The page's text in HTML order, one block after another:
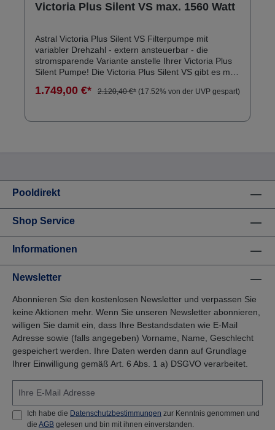
Victoria Plus Silent VS max. 1560 Watt
Astral Victoria Plus Silent VS Filterpumpe mit
variabler Drehzahl - extern ansteuerbar - die
stromsparende Variante anstelle Ihrer Victoria Plus
Silent Pumpe! Die Victoria Plus Silent VS gibt es mit
Wasserumwälzung für private Schwimmbäder
programmierbar Anzeige des Verbrauchs und der
Energieersparnis Leistungsdiagramm: Die
identisch. Die Pumpe überzeugt durch ein robustes
Außengehäuse aus glasfaserverstärktem
Polypropylen. Anschlüsse: Innengewinde 2"
Solebeständig bis 0,5 % Inkl. Klebeanschlussset
1.749,00 €* 2.120,40 €* (17.52% von der UVP gespart)
Pooldirekt
Shop Service
Informationen
Newsletter
Abonnieren Sie den kostenlosen Newsletter und verpassen Sie
keine Aktionen mehr. Wenn Sie unseren Newsletter abonnieren,
willigen Sie damit ein, dass Ihre Bestandsdaten wie E-Mail
Adresse sowie (falls angegeben) Vorname, Name, Geschlecht
gespeichert werden. Ihre Daten werden dann auf Grundlage
Ihrer Einwilligung gemäß Art. 6 Abs. 1 a) DSGVO verarbeitet.
Ich habe die Datenschutzbestimmungen zur Kenntnis genommen und
die AGB gelesen und bin mit ihnen einverstanden.